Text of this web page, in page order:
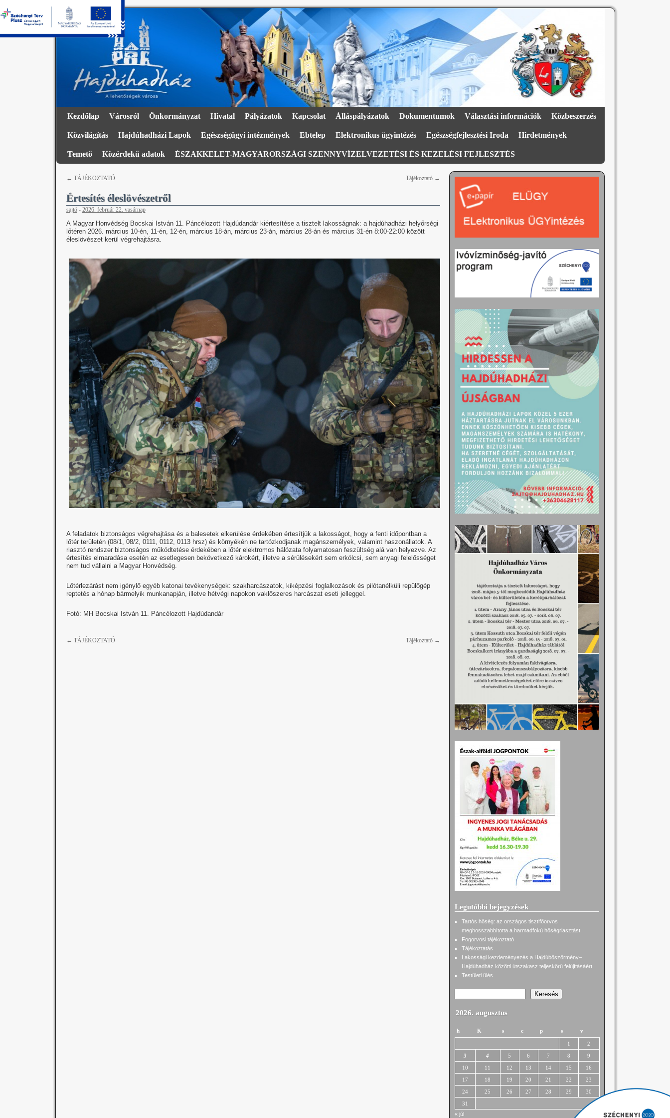
Kezdőlap Városról Önkormányzat Hivatal Pályázatok Kapcsolat Álláspályázatok Dokumentumok Választási információk Közbeszerzés
Közvilágítás Hajdúhadházi Lapok Egészségügyi intézmények Ebtelep Elektronikus ügyintézés Egészségfejlesztési Iroda Hirdetmények
Temető Közérdekű adatok ÉSZAKKELET-MAGYARORSZÁGI SZENNYVÍZELVEZETÉSI ÉS KEZELÉSI FEJLESZTÉS
← TÁJÉKOZTATÓ Tájékoztató →
Értesítés éleslövészetről
sajtó- 2026. február 22. vasárnap
A Magyar Honvédség Bocskai István 11. Páncélozott Hajdúdandár kiértesítése a tisztelt lakosságnak: a hajdúhadházi helyőrségi
lőtéren 2026. március 10-én, 11-én, 12-én, március 18-án, március 23-án, március 28-án és március 31-én 8:00-22:00 között
éleslövészet kerül végrehajtásra.
A feladatok biztonságos végrehajtása és a balesetek elkerülése érdekében értesítjük a lakosságot, hogy a fenti időpontban a
lőtér területén (08/1, 08/2, 0111, 0112, 0113 hrsz) és környékén ne tartózkodjanak magánszemélyek, valamint haszonállatok. A
riasztó rendszer biztonságos működtetése érdekében a lőtér elektromos hálózata folyamatosan feszültség alá van helyezve. Az
értesítés elmaradása esetén az esetlegesen bekövetkező károkért, illetve a sérülésekért sem erkölcsi, sem anyagi felelősséget
nem tud vállalni a Magyar Honvédség.
Lőtérlezárást nem igénylő egyéb katonai tevékenységek: szakharcászatok, kiképzési foglalkozások és pilótanélküli repülőgép
reptetés a hónap bármelyik munkanapján, illetve hétvégi napokon vaklőszeres harcászat eseti jelleggel.
Fotó: MH Bocskai István 11. Páncélozott Hajdúdandár
← TÁJÉKOZTATÓ Tájékoztató →
Legutóbbi bejegyzések
Tartós hőség: az országos tisztifőorvos
meghosszabbította a harmadfokú hőségriasztást
Fogorvosi tájékoztató
Tájékoztatás
Lakossági kezdeményezés a Hajdúböszörmény–
Hajdúhadház közötti útszakasz teljeskörű felújításáért
Testületi ülés
Keresés
2026. augusztus
h K s c p s v
1
2
3
4 5 6 7 8
9
10
11 12 13 14 15
16
17
18 19 20 21 22
23
24
25 26 27 28 29
30
31
« júl